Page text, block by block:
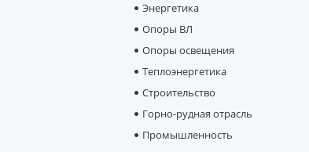
Энергетика
Опоры ВЛ
Опоры освещения
Теплоэнергетика
Строительство
Горно-рудная отрасль
Промышленность